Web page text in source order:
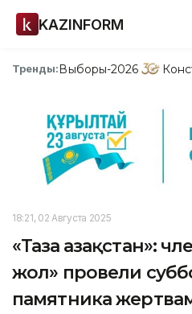
KAZINFORM
Тренды:Выборы-2026
18:21, 02 Августа 2025
«Таза Қазақстан»:
жол» провели
памятника